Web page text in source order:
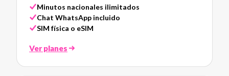
Minutos nacionales ilimitados
Chat WhatsApp incluido
SIM física o eSIM
Ver planes